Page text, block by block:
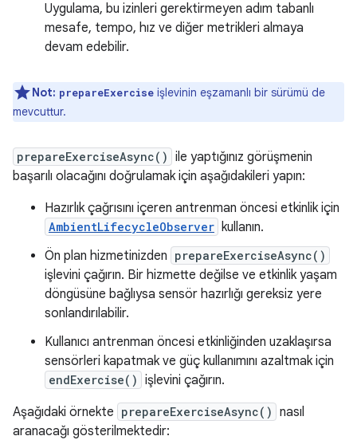
Uygulama, bu izinleri gerektirmeyen adım tabanlı
mesafe, tempo, hız ve diğer metrikleri almaya
devam edebilir.
Not: prepareExercise işlevinin eşzamanlı bir sürümü de
mevcuttur.
prepareExerciseAsync() ile yaptığınız görüşmenin
başarılı olacağını doğrulamak için aşağıdakileri yapın:
Hazırlık çağrısını içeren antrenman öncesi etkinlik için
AmbientLifecycleObserver kullanın.
Ön plan hizmetinizden prepareExerciseAsync()
işlevini çağırın. Bir hizmette değilse ve etkinlik yaşam
döngüsüne bağlıysa sensör hazırlığı gereksiz yere
sonlandırılabilir.
Kullanıcı antrenman öncesi etkinliğinden uzaklaşırsa
sensörleri kapatmak ve güç kullanımını azaltmak için
endExercise() işlevini çağırın.
Aşağıdaki örnekte prepareExerciseAsync() nasıl
aranacağı gösterilmektedir: